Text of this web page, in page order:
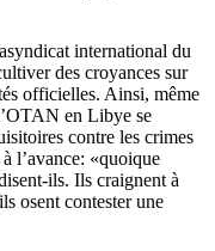
international du
des croyances sur
officielles. Ainsi, même
en Libye se
contre les crimes
l’avance: «quoique
ils. Ils craignent à
osent contester une